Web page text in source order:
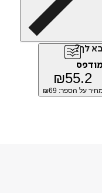
לך?
₪55.2
על הספר: ₪ 69